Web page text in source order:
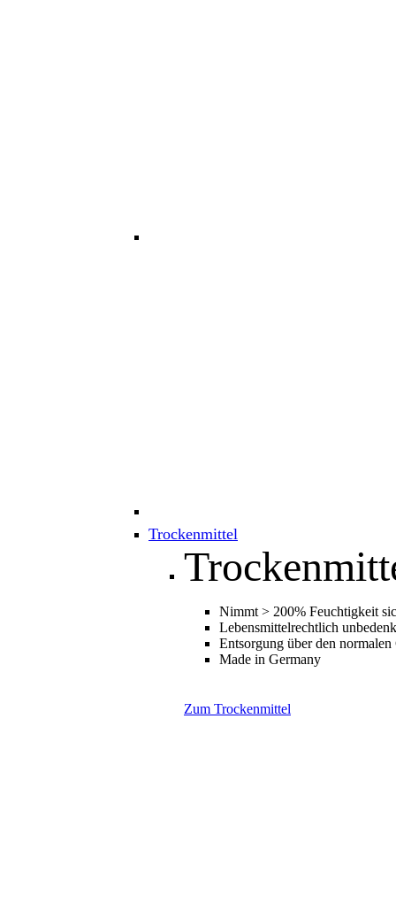
Trockenmittel
Nimmt > 200% Feuchtigkeit
Lebensmittelrechtlich
Entsorgung über den
Made in Germany
Zum Trockenmittel